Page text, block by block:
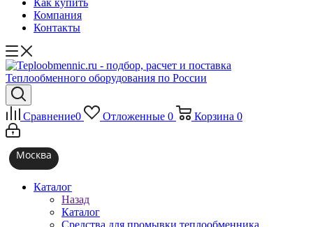
Как купить
Компания
Контакты
Сравнение0 Отложенные 0 Корзина 0
Москва
Каталог
Назад
Каталог
Средства для промывки теплообменника